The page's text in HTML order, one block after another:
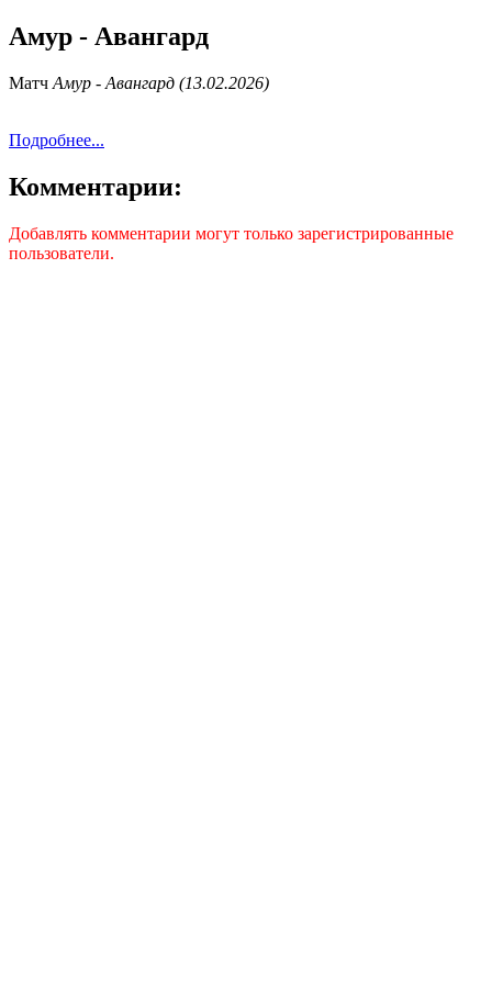
Амур - Авангард
Матч Амур - Авангард (13.02.2026)
Подробнее...
Комментарии:
Добавлять комментарии могут только зарегистрированные
пользователи.